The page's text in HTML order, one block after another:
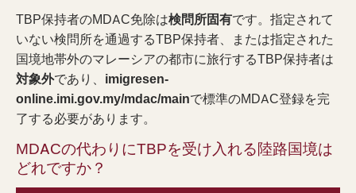
TBP保持者のMDAC免除は検問所固有です。指定されて
いない検問所を通過するTBP保持者、または指定された
国境地帯外のマレーシアの都市に旅行するTBP保持者は
対象外であり、 imigresen-
online.imi.gov.my/mdac/mainで標準のMDAC登録を完
了する必要があります。
MDACの代わりにTBPを受け入れる陸路国境は
どれですか？